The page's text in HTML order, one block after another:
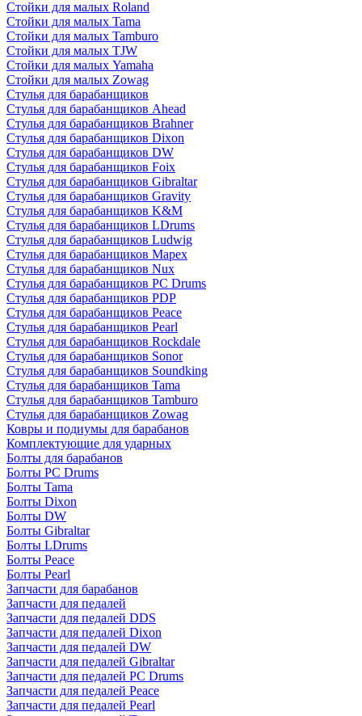
Стойки для малых Roland
Стойки для малых Tama
Стойки для малых Tamburo
Стойки для малых TJW
Стойки для малых Yamaha
Стойки для малых Zowag
Стулья для барабанщиков
Стулья для барабанщиков Ahead
Стулья для барабанщиков Brahner
Стулья для барабанщиков Dixon
Стулья для барабанщиков DW
Стулья для барабанщиков Foix
Стулья для барабанщиков Gibraltar
Стулья для барабанщиков Gravity
Стулья для барабанщиков K&M
Стулья для барабанщиков LDrums
Стулья для барабанщиков Ludwig
Стулья для барабанщиков Mapex
Стулья для барабанщиков Nux
Стулья для барабанщиков PC Drums
Стулья для барабанщиков PDP
Стулья для барабанщиков Peace
Стулья для барабанщиков Pearl
Стулья для барабанщиков Rockdale
Стулья для барабанщиков Sonor
Стулья для барабанщиков Soundking
Стулья для барабанщиков Tama
Стулья для барабанщиков Tamburo
Стулья для барабанщиков Zowag
Ковры и подиумы для барабанов
Комплектующие для ударных
Болты для барабанов
Болты PC Drums
Болты Tama
Болты Dixon
Болты DW
Болты Gibraltar
Болты LDrums
Болты Peace
Болты Pearl
Запчасти для барабанов
Запчасти для педалей
Запчасти для педалей DDS
Запчасти для педалей Dixon
Запчасти для педалей DW
Запчасти для педалей Gibraltar
Запчасти для педалей PC Drums
Запчасти для педалей Peace
Запчасти для педалей Pearl